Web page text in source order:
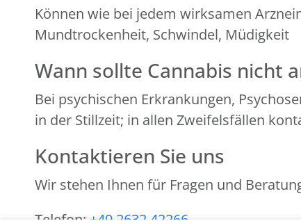
Können wie bei jedem wirksamen
Mundtrockenheit, Schwindel, Müdigkeit
Wann sollte Cannabis nicht
Bei psychischen Erkrankungen,
in der Stillzeit; in allen Zweifelsfällen
Kontaktieren Sie uns
Wir stehen Ihnen für Fragen und